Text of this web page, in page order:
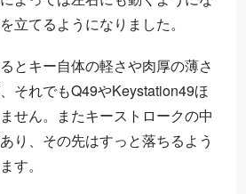
立てるようになりました。
とキー自体の軽さや肉厚の薄さ
それでもQ49やKeystation49ほ
せん。またキーストロークの中
り、その先はすっと落ちるよう
す。